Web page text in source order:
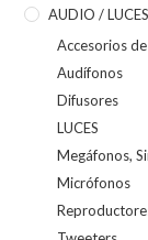
AUDIO /
Accesorios
Audífonos
Difusores
LUCES
Megáfonos,
Micrófonos